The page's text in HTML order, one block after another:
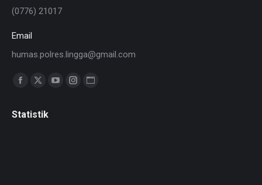
(0776) 21017
Email
humas.polres.lingga@gmail.com
Find us on:
Facebook
opens
X
opens
YouTube
Instagram
Website
Statistik